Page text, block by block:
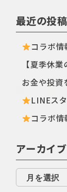
最近の投稿
コラボ情
【夏季休業
LINEス
コラボ情
アーカイブ